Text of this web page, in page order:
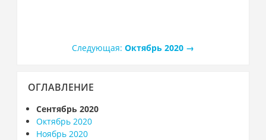
Следующая: Октябрь 2020 →
Оглавление
ОГЛАВЛЕНИЕ
Сентябрь 2020
Октябрь 2020
Ноябрь 2020